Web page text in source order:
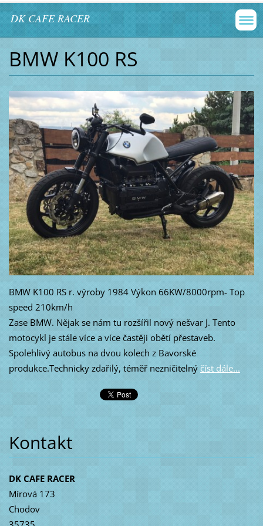
DK CAFE RACER
BMW K100 RS
BMW K100 RS r. výroby 1984 Výkon 66KW/8000rpm- Top
speed 210km/h
Zase BMW. Nějak se nám tu rozšířil nový nešvar J. Tento
motocykl je stále více a více častěji obětí přestaveb.
Spolehlivý autobus na dvou kolech z Bavorské
produkce.Technicky zdařilý, téměř nezničitelný číst dále...
Kontakt
DK CAFE RACER
Mírová 173
Chodov